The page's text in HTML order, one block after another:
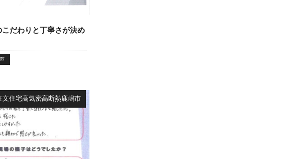
だわりと丁寧さが決め
文住宅高気密高断熱鹿嶋市